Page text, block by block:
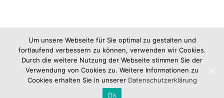
Um unsere Webseite für Sie optimal zu gestalten und
fortlaufend verbessern zu können, verwenden wir Cookies.
Durch die weitere Nutzung der Webseite stimmen Sie der
Verwendung von Cookies zu. Weitere Informationen zu
Cookies erhalten Sie in unserer Datenschutzerklärung
Ok